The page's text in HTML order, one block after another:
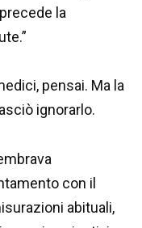
la
pensai. Ma la
ignorarlo.
con il
abituali,